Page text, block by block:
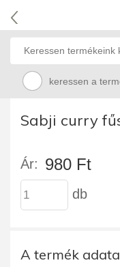
keressen a
Sabji curry
Ár: 980 Ft
db
A termék